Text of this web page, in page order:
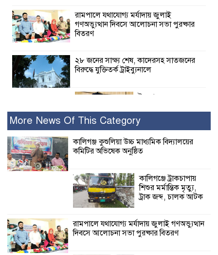
রামপালে যথাযোগ্য মর্যাদায় জুলাই
গণঅভ্যুত্থান দিবসে আলোচনা সভা পুরষ্কার
বিতরণ
২৮ জনের সাক্ষ্য শেষ, কাদেরসহ সাতজনের
বিরুদ্ধে যুক্তিতর্ক ট্রাইব্যুনালে
ইসলামের সবচেয়ে
নুর
পাঁচ মাসে সরকারের দোষ দিচ্ছেন, আপনারা
কালিগঞ্জে নিখোঁজ জেলের মরদেহ অবশেষে
মিলল ইছামতী নদীতে
শ্রীউলা ইউনিয়ন
More News Of This Category
কালিগঞ্জ কুশুলিয়া উচ্চ মাধ্যমিক বিদ্যালয়ের
কমিটির অভিষেক অনুষ্ঠিত
কালিগঞ্জে ট্রাকচাপায়
শিশুর মর্মান্তিক মৃত্যু,
ট্রাক জব্দ, চালক আটক
রামপালে যথাযোগ্য মর্যাদায় জুলাই গণঅভ্যুত্থান
দিবসে আলোচনা সভা পুরষ্কার বিতরণ